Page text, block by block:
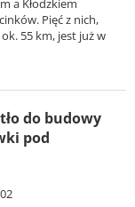
a Kłodzkiem
Pięć z nich,
55 km, jest już w
do budowy
pod